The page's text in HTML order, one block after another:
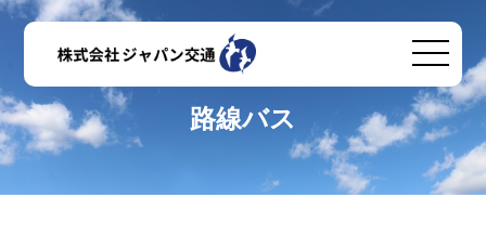
路線バス